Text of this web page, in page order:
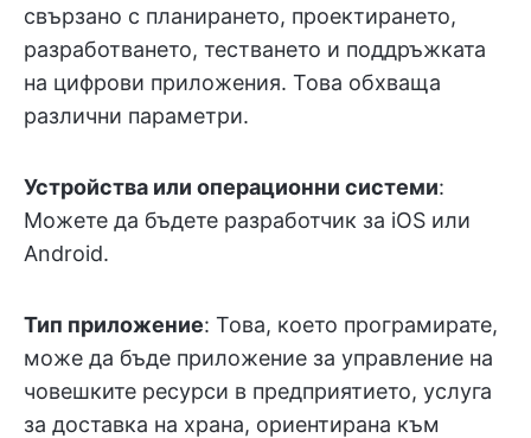
свързано с планирането, проектирането,
разработването, тестването и поддръжката
на цифрови приложения. Това обхваща
различни параметри.
Устройства или операционни системи:
Можете да бъдете разработчик за iOS или
Android.
Тип приложение: Това, което програмирате,
може да бъде приложение за управление на
човешките ресурси в предприятието, услуга
за доставка на храна, ориентирана към